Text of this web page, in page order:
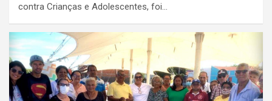
contra Crianças e Adolescentes, foi…